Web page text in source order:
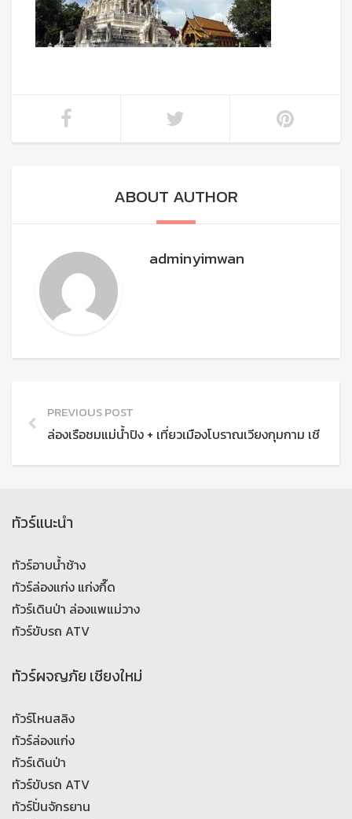
ABOUT AUTHOR
adminyimwan
PREVIOUS POST
ล่องเรือชมแม่น้ำปิง + เที่ยวเมืองโบราณเวียงกุมกาม เชียงให
ทัวร์แนะนำ
ทัวร์อาบน้ำช้าง
ทัวร์ล่องแก่ง แก่งกึ๊ด
ทัวร์เดินป่า ล่องแพแม่วาง
ทัวร์ขับรถ ATV
ทัวร์ผจญภัย เชียงใหม่
ทัวร์โหนสลิง
ทัวร์ล่องแก่ง
ทัวร์เดินป่า
ทัวร์ขับรถ ATV
ทัวร์ปั่นจักรยาน